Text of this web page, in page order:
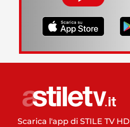
Scarica l'app di STILE TV HD